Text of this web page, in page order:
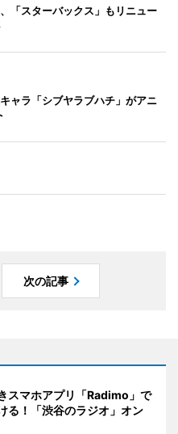
「スターバックス」もリニュー
ャラ「シブヤラブハチ」がアニ
次の記事
スマホアプリ「Radimo」で
る！「渋谷のラジオ」オン